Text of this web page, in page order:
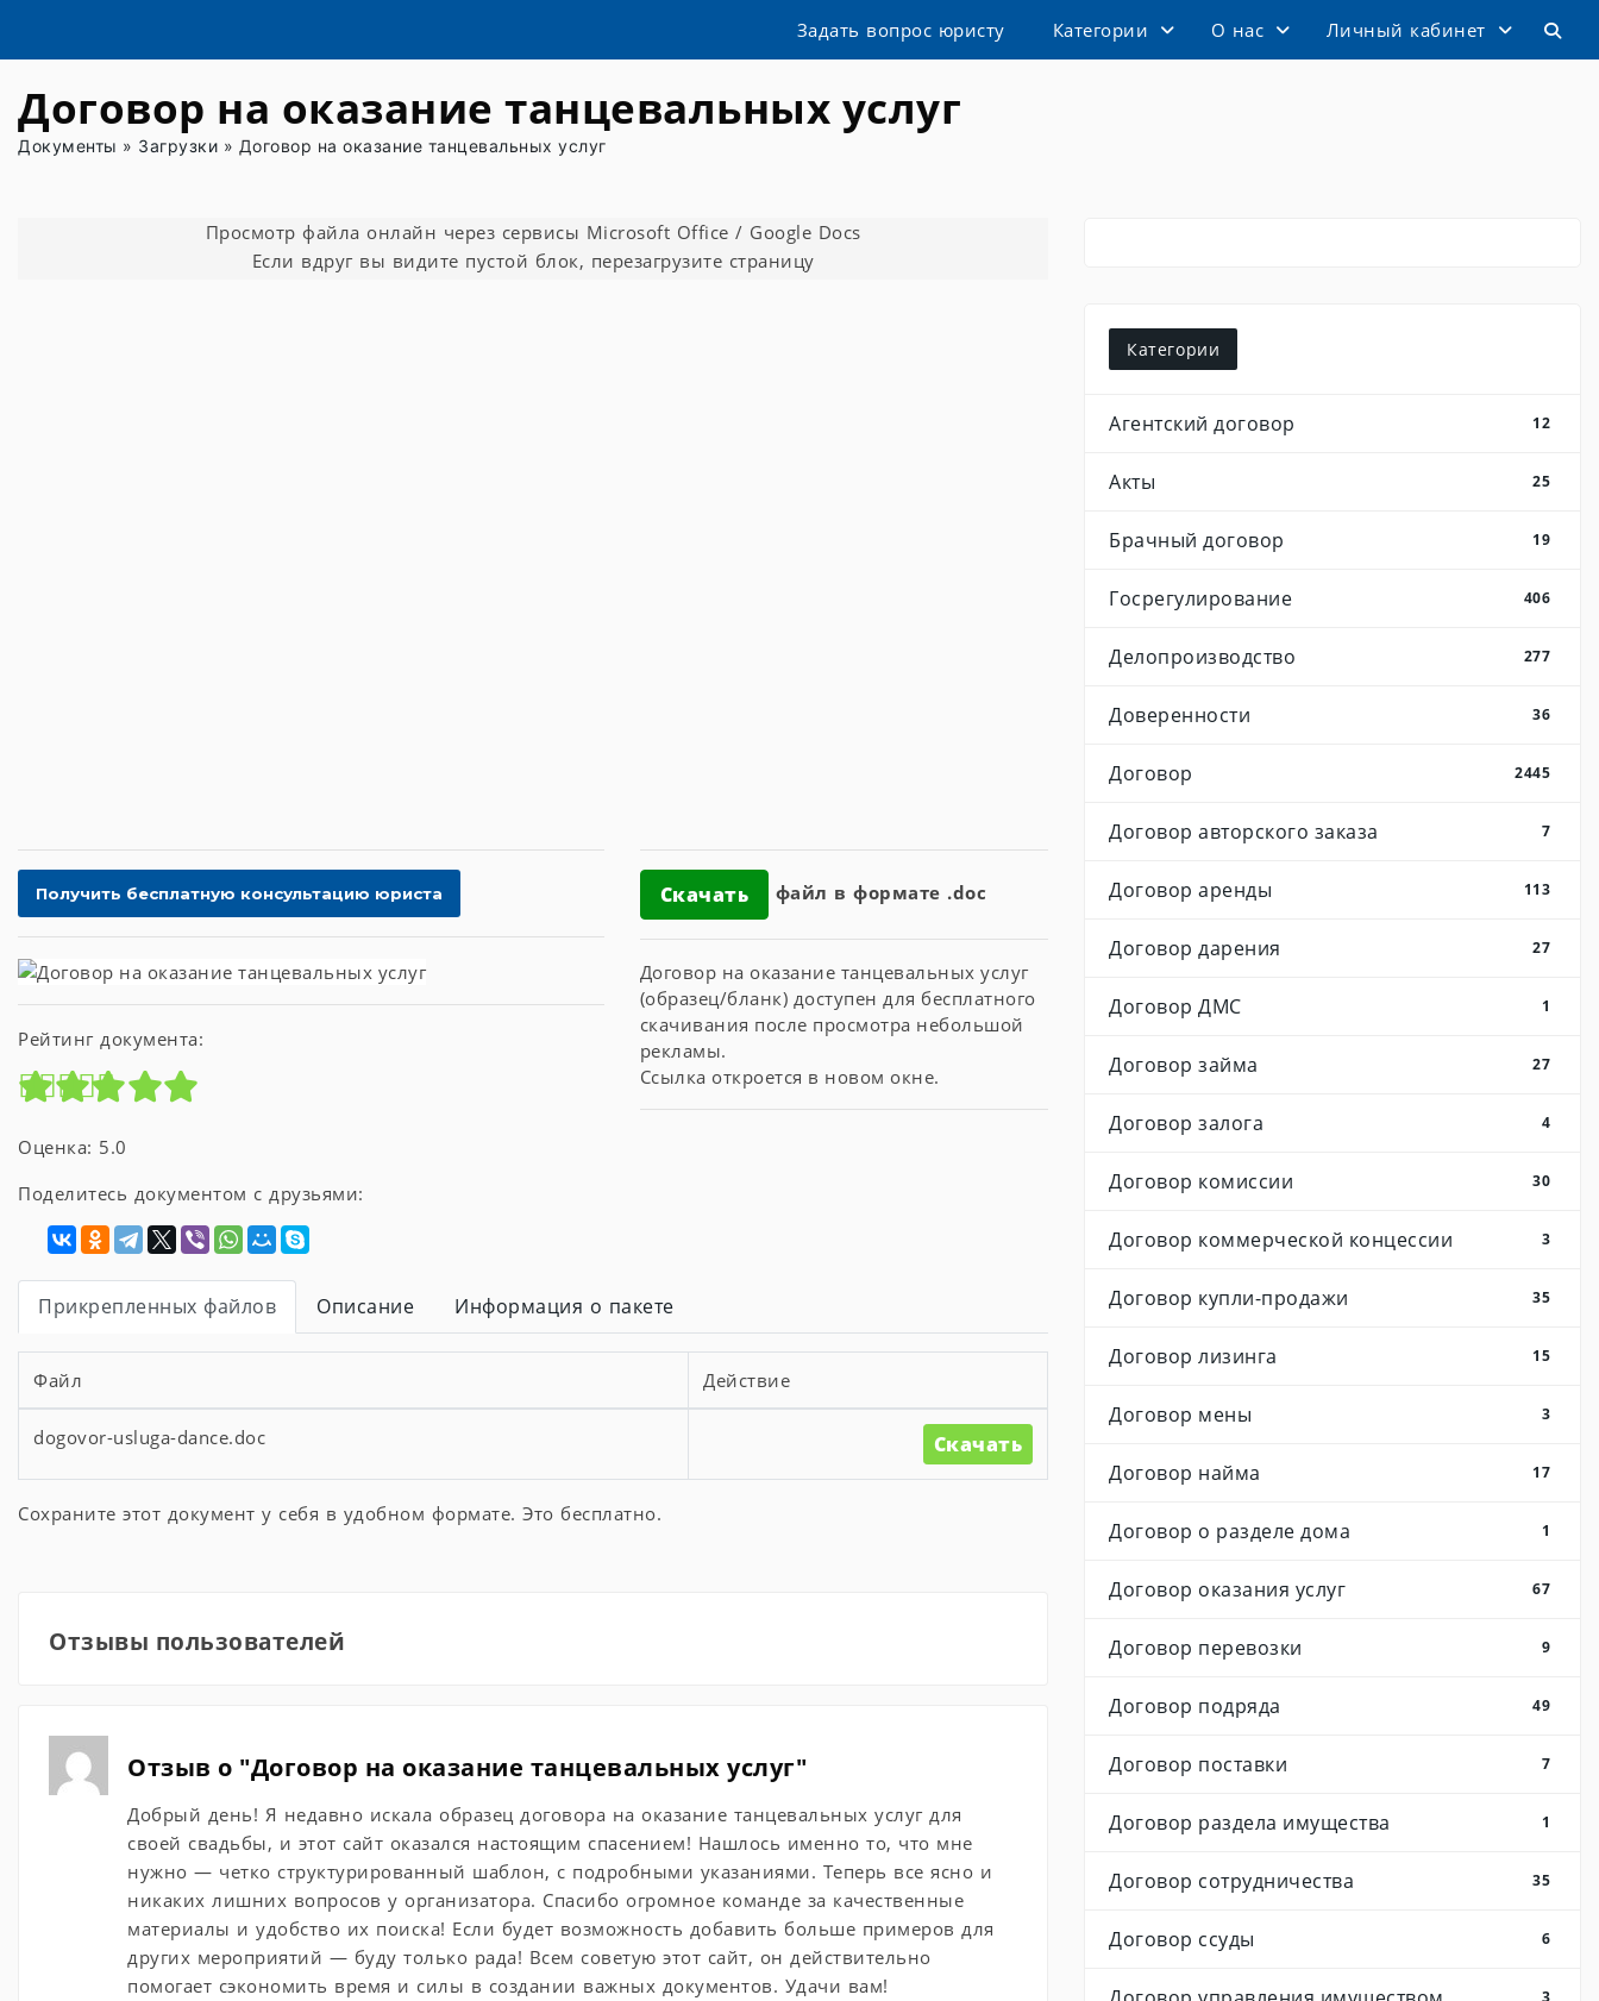
Задать вопрос юристу Категории О нас Личный кабинет
Договор на оказание танцевальных услуг
Документы » Загрузки » Договор на оказание танцевальных услуг
Просмотр файла онлайн через сервисы Microsoft Office / Google Docs
Если вдруг вы видите пустой блок, перезагрузите страницу
Рейтинг документа:
Оценка: 5.0
Поделитесь документом с друзьями:
Скачать файл в формате .doc
Договор на оказание танцевальных услуг
(образец/бланк) доступен для бесплатного
скачивания после просмотра небольшой
рекламы.
Ссылка откроется в новом окне.
Прикрепленных файлов Описание Информация о пакете
Файл Действие
dogovor-usluga-dance.doc Скачать
Сохраните этот документ у себя в удобном формате. Это бесплатно.
Отзывы пользователей
Отзыв о "Договор на оказание танцевальных услуг"
Добрый день! Я недавно искала образец договора на оказание танцевальных услуг для
своей свадьбы, и этот сайт оказался настоящим спасением! Нашлось именно то, что мне
нужно — четко структурированный шаблон, с подробными указаниями. Теперь все ясно и
никаких лишних вопросов у организатора. Спасибо огромное команде за качественные
материалы и удобство их поиска! Если будет возможность добавить больше примеров для
других мероприятий — буду только рада! Всем советую этот сайт, он действительно
помогает сэкономить время и силы в создании важных документов. Удачи вам!
Категории
Агентский договор 12
Акты 25
Брачный договор 19
Госрегулирование 406
Делопроизводство 277
Доверенности 36
Договор 2445
Договор авторского заказа 7
Договор аренды 113
Договор дарения 27
Договор ДМС 1
Договор займа 27
Договор залога 4
Договор комиссии 30
Договор коммерческой концессии 3
Договор купли-продажи 35
Договор лизинга 15
Договор мены 3
Договор найма 17
Договор о разделе дома 1
Договор оказания услуг 67
Договор перевозки 9
Договор подряда 49
Договор поставки 7
Договор раздела имущества 1
Договор сотрудничества 35
Договор ссуды 6
3